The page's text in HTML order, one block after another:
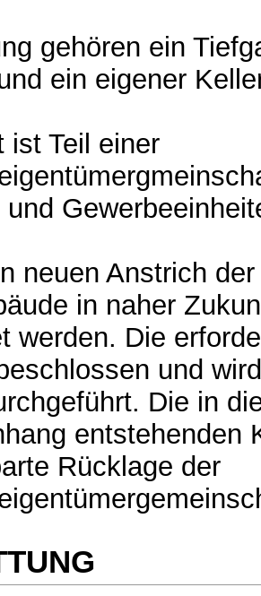
gehören ein
ein eigener
ist Teil einer
und
neuen Anstrich
in naher
werden. Die
und
Die in
entstehenden
Rücklage der